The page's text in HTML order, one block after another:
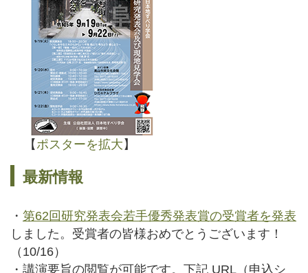
【 ポスターを拡大 】
最新情報
・ 第62回研究発表会若手優秀発表賞の受賞者を発表
しました。受賞者の皆様おめでとうございます！
（10/16）
・講演要旨の閲覧が可能です。下記 URL（申込シ